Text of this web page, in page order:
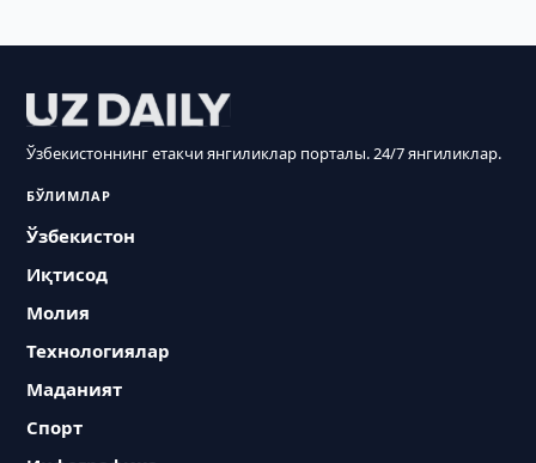
Ўзбекистоннинг етакчи янгиликлар порталы. 24/7 янгиликлар.
БЎЛИМЛАР
Ўзбекистон
Иқтисод
Молия
Технологиялар
Маданият
Спорт